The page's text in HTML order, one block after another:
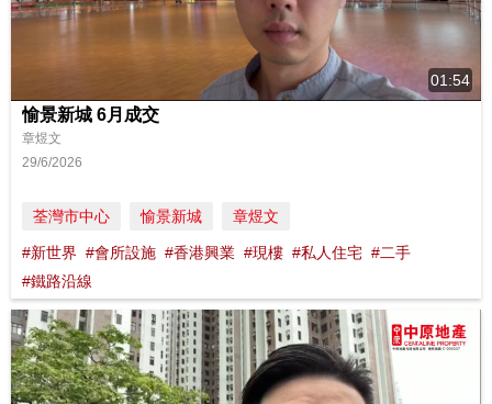
01:54
愉景新城 6月成交
章煜文
29/6/2026
荃灣市中心 愉景新城 章煜文
#新世界 #會所設施 #香港興業 #現樓 #私人住宅 #二手
#鐵路沿線